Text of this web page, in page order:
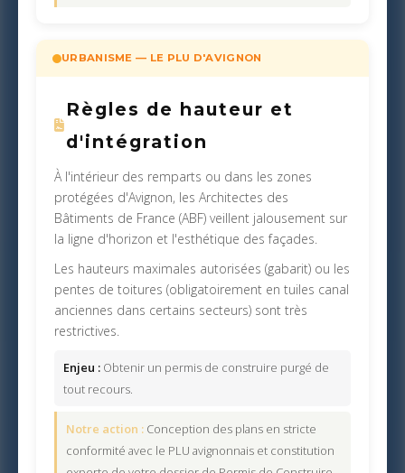
URBANISME — LE PLU D'AVIGNON
Règles de hauteur et
d'intégration
À l'intérieur des remparts ou dans les zones
protégées d'Avignon, les Architectes des
Bâtiments de France (ABF) veillent jalousement sur
la ligne d'horizon et l'esthétique des façades.
Les hauteurs maximales autorisées (gabarit) ou les
pentes de toitures (obligatoirement en tuiles canal
anciennes dans certains secteurs) sont très
restrictives.
Enjeu : Obtenir un permis de construire purgé de
tout recours.
Notre action : Conception des plans en stricte
conformité avec le PLU avignonnais et constitution